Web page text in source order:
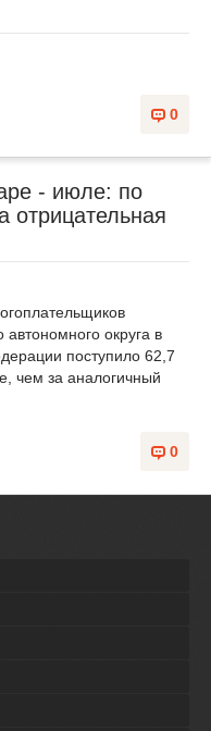
0
- июле: по
автономного округа в
поступило 62,7
чем за аналогичный
0